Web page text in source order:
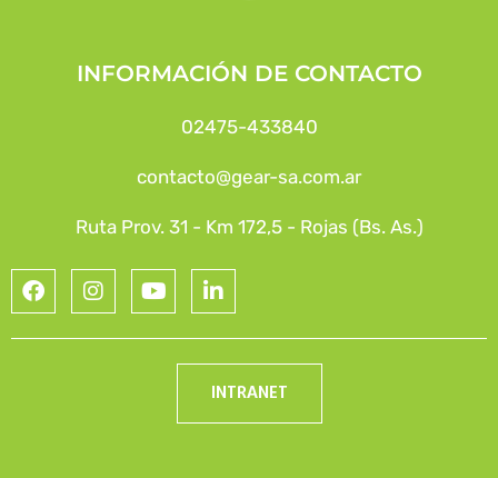
INFORMACIÓN DE CONTACTO
02475-433840
contacto@gear-sa.com.ar
Ruta Prov. 31 - Km 172,5 - Rojas (Bs. As.)
INTRANET